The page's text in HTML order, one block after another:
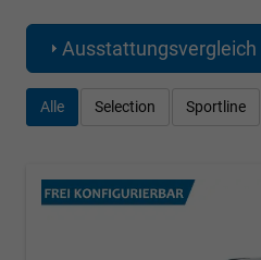
Ausstattungsvergleich
Alle Selection Sportline